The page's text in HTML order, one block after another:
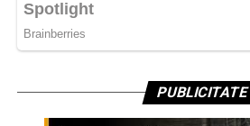
PUBLICITATE